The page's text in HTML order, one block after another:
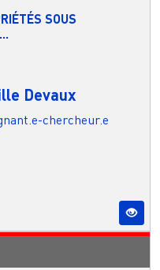
SOUS
Devaux
chercheur.e